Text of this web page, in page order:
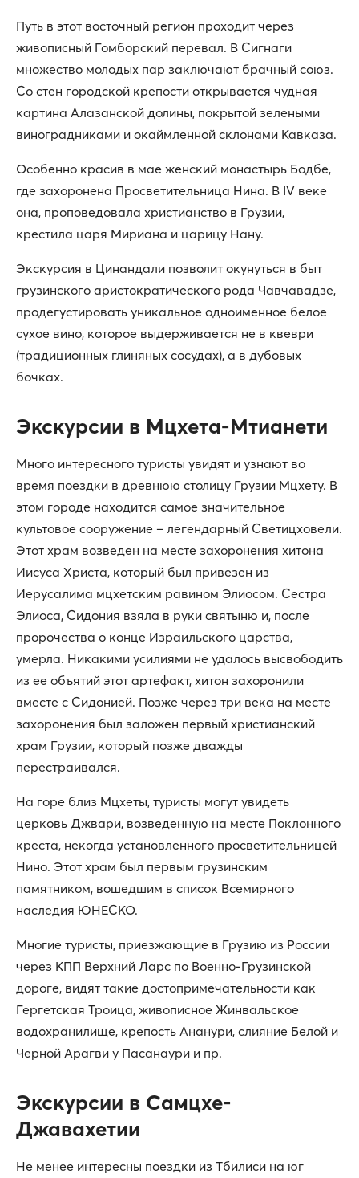
Путь в этот восточный регион проходит через
живописный Гомборский перевал. В Сигнаги
множество молодых пар заключают брачный союз.
Со стен городской крепости открывается чудная
картина Алазанской долины, покрытой зелеными
виноградниками и окаймленной склонами Кавказа.
Особенно красив в мае женский монастырь Бодбе,
где захоронена Просветительница Нина. В IV веке
она, проповедовала христианство в Грузии,
крестила царя Мириана и царицу Нану.
Экскурсия в Цинандали позволит окунуться в быт
грузинского аристократического рода Чавчавадзе,
продегустировать уникальное одноименное белое
сухое вино, которое выдерживается не в квеври
(традиционных глиняных сосудах), а в дубовых
бочках.
Экскурсии в Мцхета-Мтианети
Много интересного туристы увидят и узнают во
время поездки в древнюю столицу Грузии Мцхету. В
этом городе находится самое значительное
культовое сооружение – легендарный Светицховели.
Этот храм возведен на месте захоронения хитона
Иисуса Христа, который был привезен из
Иерусалима мцхетским равином Элиосом. Сестра
Элиоса, Сидония взяла в руки святыню и, после
пророчества о конце Израильского царства,
умерла. Никакими усилиями не удалось высвободить
из ее объятий этот артефакт, хитон захоронили
вместе с Сидонией. Позже через три века на месте
захоронения был заложен первый христианский
храм Грузии, который позже дважды
перестраивался.
На горе близ Мцхеты, туристы могут увидеть
церковь Джвари, возведенную на месте Поклонного
креста, некогда установленного просветительницей
Нино. Этот храм был первым грузинским
памятником, вошедшим в список Всемирного
наследия ЮНЕСКО.
Многие туристы, приезжающие в Грузию из России
через КПП Верхний Ларс по Военно-Грузинской
дороге, видят такие достопримечательности как
Гергетская Троица, живописное Жинвальское
водохранилище, крепость Ананури, слияние Белой и
Черной Арагви у Пасанаури и пр.
Экскурсии в Самцхе-
Джавахетии
Не менее интересны поездки из Тбилиси на юг